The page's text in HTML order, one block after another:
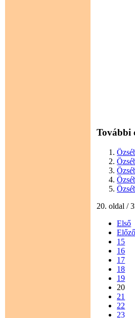
További
20. oldal /
Első
Előző
15
16
17
18
19
20
21
22
23